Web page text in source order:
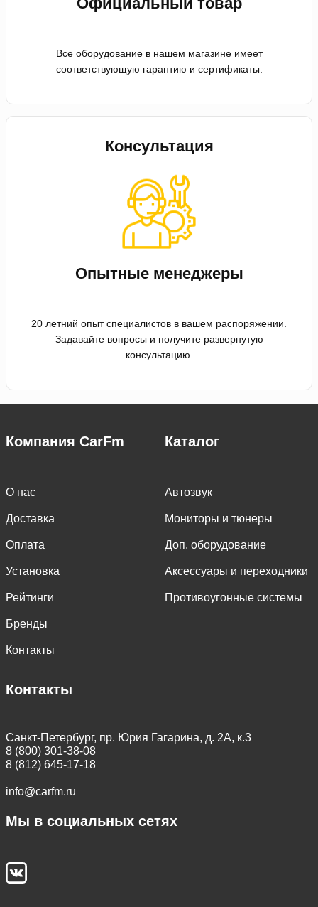
Все оборудование в нашем магазине имеет
соответствующую гарантию и сертификаты.
Консультация
Опытные менеджеры
20 летний опыт специалистов в вашем распоряжении.
Задавайте вопросы и получите развернутую
консультацию.
Компания CarFm
О нас
Доставка
Оплата
Установка
Рейтинги
Бренды
Контакты
Каталог
Автозвук
Мониторы и тюнеры
Доп. оборудование
Аксессуары и переходники
Противоугонные системы
Контакты
Санкт-Петербург, пр. Юрия Гагарина, д. 2А, к.3
8 (800) 301-38-08
8 (812) 645-17-18
info@carfm.ru
Мы в социальных сетях